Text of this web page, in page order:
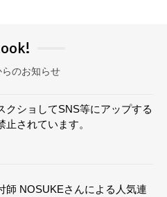
のお知らせ
クショしてSNS等にアップする
止されています。
師 NOSUKEさんによる人気連